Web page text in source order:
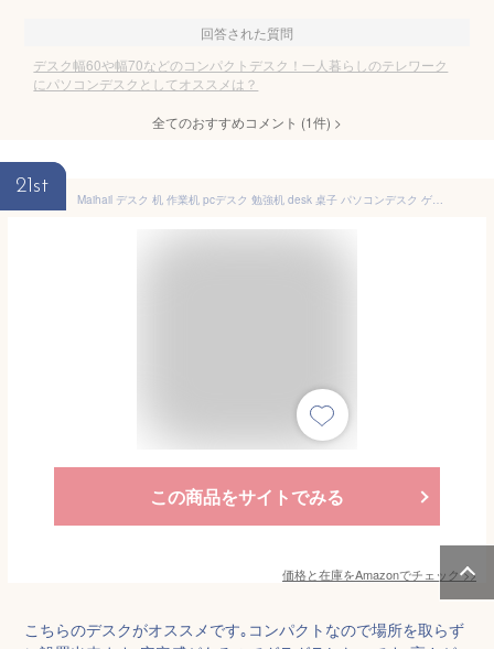
回答された質問
デスク幅60や幅70などのコンパクトデスク！一人暮らしのテレワーク
にパソコンデスクとしてオススメは？
全てのおすすめコメント (1件) >
21st
Maihail デスク 机 作業机 pcデスク 勉強机 desk 桌子 パソコンデスク ゲーミング コンパクト 一人暮らし 家具 table 学習机 小さい ワーク gaming desk 幅80*奥行40cm ビンテージ スチールウッド簡易な単板 ビンテージ
この商品をサイトでみる
価格と在庫をAmazonでチェック>>
こちらのデスクがオススメです｡コンパクトなので場所を取らず